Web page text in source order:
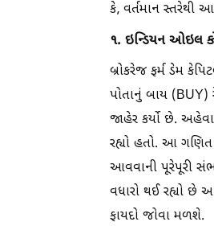
કે, વર્તમાન સ્તરેથી
૧. ઇન્ડિયન ઓઇલ
બ્રોકરેજ ફર્મ ડેમ
પોતાનું બાય (BUY)
જાહેર કર્યો છે.
રહ્યો હતો. આ
આવવાની પૂરેપૂરી
વધારો થઈ રહ્યો છે
ફાયદો જોવા મળશે.